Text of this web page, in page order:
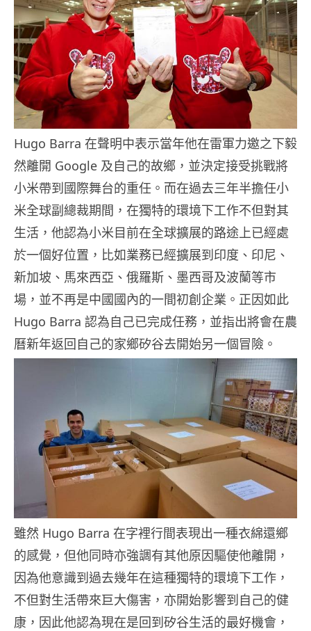
Hugo Barra 在聲明中表示當年他在雷軍力邀之下毅
然離開 Google 及自己的故鄉，並決定接受挑戰將
小米帶到國際舞台的重任。而在過去三年半擔任小
米全球副總裁期間，在獨特的環境下工作不但對其
生活，他認為小米目前在全球擴展的路途上已經處
於一個好位置，比如業務已經擴展到印度、印尼、
新加坡、馬來西亞、俄羅斯、墨西哥及波蘭等市
場，並不再是中國國內的一間初創企業。正因如此
Hugo Barra 認為自己已完成任務，並指出將會在農
曆新年返回自己的家鄉矽谷去開始另一個冒險。
雖然 Hugo Barra 在字裡行間表現出一種衣綿還鄉
的感覺，但他同時亦強調有其他原因驅使他離開，
因為他意識到過去幾年在這種獨特的環境下工作，
不但對生活帶來巨大傷害，亦開始影響到自己的健
康，因此他認為現在是回到矽谷生活的最好機會，